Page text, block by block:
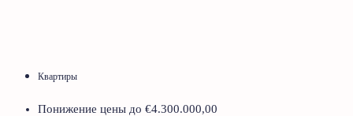
Квартиры
Понижение цены до €4.300.000,00